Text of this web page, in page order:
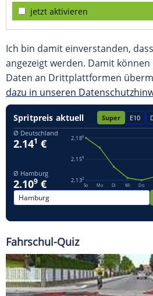
jetzt aktivieren
Ich bin damit einverstanden,
angezeigt werden. Damit
Daten an Drittplattformen
dazu in unseren
Fahrschul-Quiz